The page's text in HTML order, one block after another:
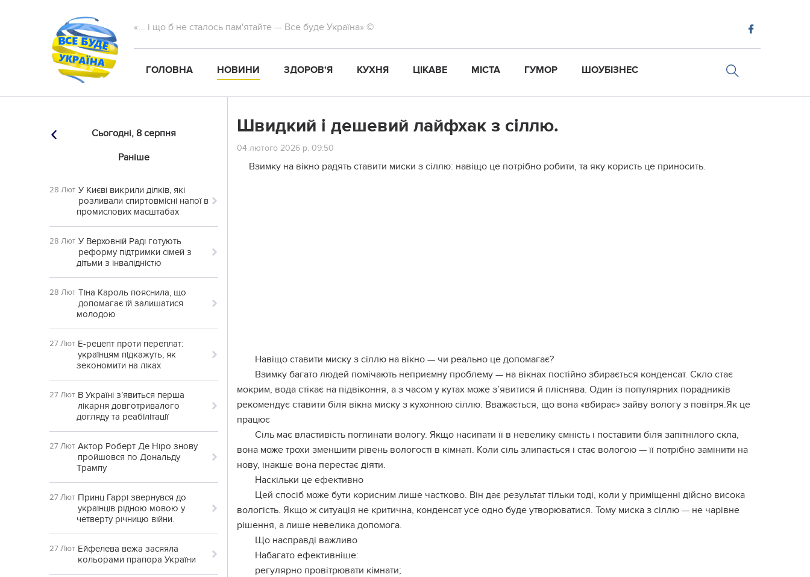
«... і що б не сталось пам'ятайте — Все буде Україна» ©
ГОЛОВНА НОВИНИ ЗДОРОВ'Я КУХНЯ ЦІКАВЕ МІСТА ГУМОР ШОУБІЗНЕС
Сьогодні, 8 серпня
Раніше
28 Лют У Києві викрили ділків, які
розливали спиртовмісні напої в
промислових масштабах
28 Лют У Верховній Раді готують
реформу підтримки сімей з
дітьми з інвалідністю
28 Лют Тіна Кароль пояснила, що
допомагає їй залишатися
молодою
27 Лют Е-рецепт проти переплат:
українцям підкажуть, як
зекономити на ліках
27 Лют В Україні з’явиться перша
лікарня довготривалого
догляду та реабілітації
27 Лют Актор Роберт Де Ніро знову
пройшовся по Дональду
Трампу
27 Лют Принц Гаррі звернувся до
українців рідною мовою у
четверту річницю війни.
27 Лют Ейфелева вежа засяяла
кольорами прапора України
Швидкий і дешевий лайфхак з сіллю.
04 лютого 2026 р. 09:50
Взимку на вікно радять ставити миски з сіллю: навіщо це потрібно робити, та яку користь це приносить.
Навіщо ставити миску з сіллю на вікно — чи реально це допомагає?
Взимку багато людей помічають неприємну проблему — на вікнах постійно збирається конденсат. Скло стає
мокрим, вода стікає на підвіконня, а з часом у кутах може з’явитися й пліснява. Один із популярних порадників
рекомендує ставити біля вікна миску з кухонною сіллю. Вважається, що вона «вбирає» зайву вологу з повітря.Як це
працює
Сіль має властивість поглинати вологу. Якщо насипати її в невелику ємність і поставити біля запітнілого скла,
вона може трохи зменшити рівень вологості в кімнаті. Коли сіль злипається і стає вологою — її потрібно замінити на
нову, інакше вона перестає діяти.
Наскільки це ефективно
Цей спосіб може бути корисним лише частково. Він дає результат тільки тоді, коли у приміщенні дійсно висока
вологість. Якщо ж ситуація не критична, конденсат усе одно буде утворюватися. Тому миска з сіллю — не чарівне
рішення, а лише невелика допомога.
Що насправді важливо
Набагато ефективніше:
регулярно провітрювати кімнати;